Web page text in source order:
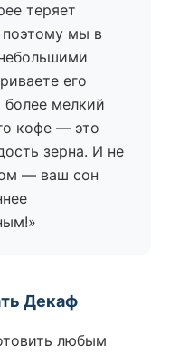
теряет
мы в
его
более мелкий
кофе — это
зерна. И не
— ваш сон
Декаф
любым